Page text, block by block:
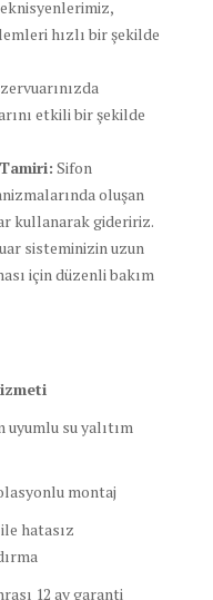
hızlı bir şekilde
etkili bir şekilde
Sifon
oluşan
kullanarak gideririz.
sisteminizin uzun
için düzenli bakım
uyumlu su yalıtım
montaj
hatasız
12 ay garanti